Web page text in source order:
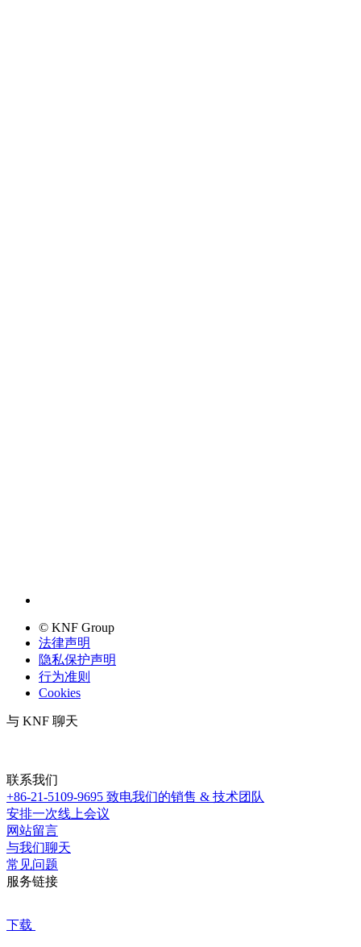
© KNF Group
法律声明
隐私保护声明
行为准则
Cookies
与 KNF 聊天
联系我们
+86-21-5109-9695 致电我们的销售 & 技术团队
安排一次线上会议
网站留言
与我们聊天
常见问题
服务链接
下载